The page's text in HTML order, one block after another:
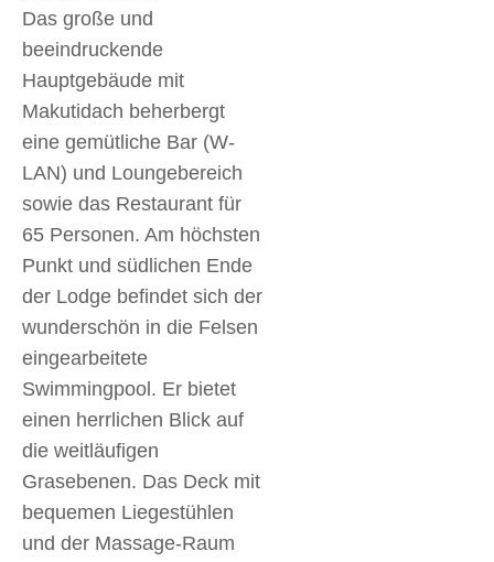
Das große und
beeindruckende
Hauptgebäude mit
Makutidach beherbergt
eine gemütliche Bar (W-
LAN) und Loungebereich
sowie das Restaurant für
65 Personen. Am höchsten
Punkt und südlichen Ende
der Lodge befindet sich der
wunderschön in die Felsen
eingearbeitete
Swimmingpool. Er bietet
einen herrlichen Blick auf
die weitläufigen
Grasebenen. Das Deck mit
bequemen Liegestühlen
und der Massage-Raum